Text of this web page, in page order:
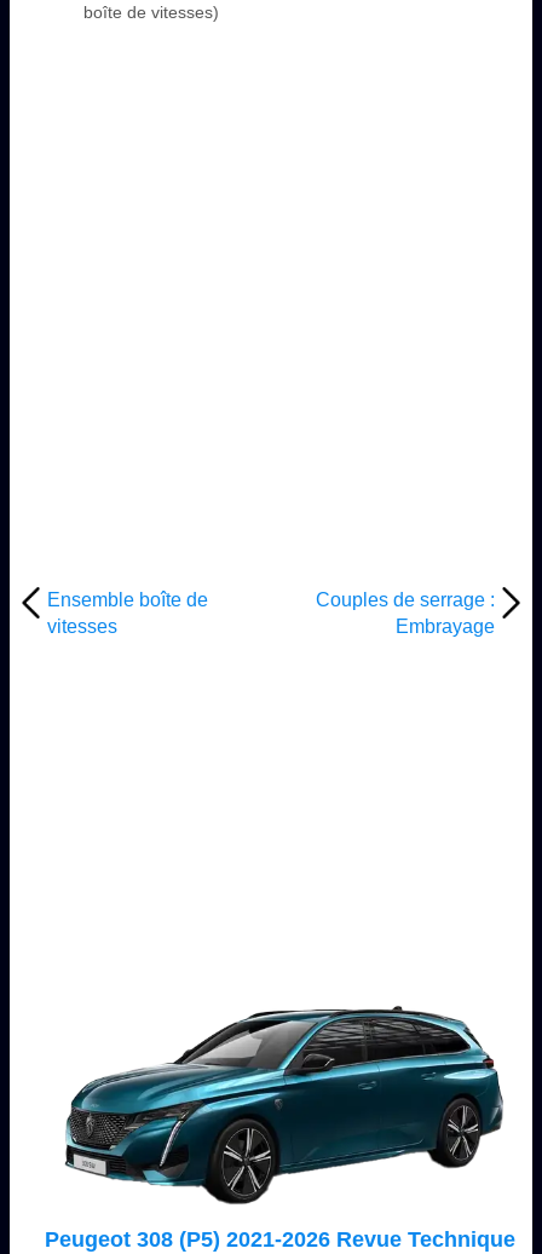
boîte de vitesses)
Ensemble boîte de
vitesses
Couples de serrage :
Embrayage
Peugeot 308 (P5) 2021-2026 Revue Technique